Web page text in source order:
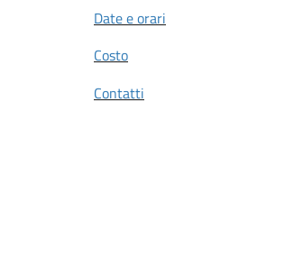
Date e orari
Costo
Contatti